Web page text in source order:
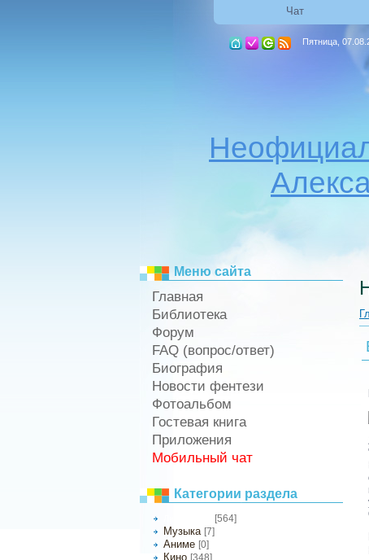
Чат
Пятница,
Меню сайта
Главная
Библиотека
Форум
FAQ (вопрос/ответ)
Биография
Новости фентези
Фотоальбом
Гостевая книга
Приложения
Мобильный чат
Категории раздела
[564]
Музыка [7]
Аниме [0]
Кино [348]